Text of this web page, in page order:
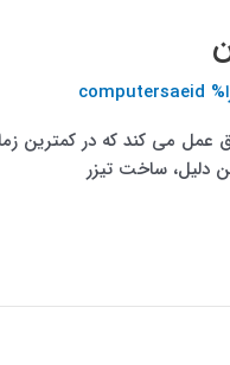
computersaeid
می‌ کند که در کمترین
دلیل، ساخت تیزر